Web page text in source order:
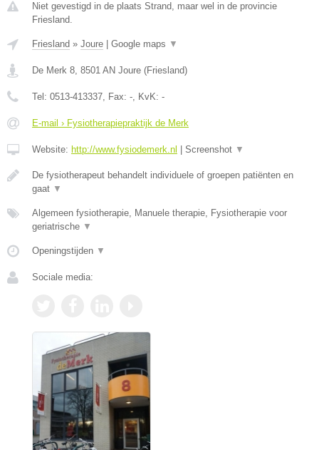
Niet gevestigd in de plaats Strand, maar wel in de provincie
Friesland.
Friesland » Joure Google maps ▼
De Merk 8, 8501 AN Joure (Friesland)
Tel: 0513-413337, Fax: -, KvK: -
E-mail › Fysiotherapiepraktijk de Merk
Website: http://www.fysiodemerk.nl Screenshot ▼
De fysiotherapeut behandelt individuele of groepen patiënten en
gaat ▼
Algemeen fysiotherapie, Manuele therapie, Fysiotherapie voor
geriatrische ▼
Openingstijden ▼
Sociale media: